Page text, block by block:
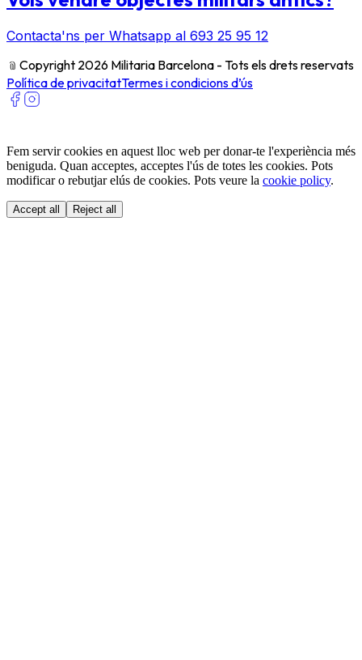
Contacta'ns per Whatsapp al 693 25 95 12
﹫ Copyright 2026 Militaria Barcelona - Tots els drets reservats
Política de privacitatTermes i condicions d’ús
Fem servir cookies en aquest lloc web per donar-te l'experiència més
beniguda. Quan acceptes, acceptes l'ús de totes les cookies. Pots
modificar o rebutjar elús de cookies. Pots veure la cookie policy.
Accept all Reject all